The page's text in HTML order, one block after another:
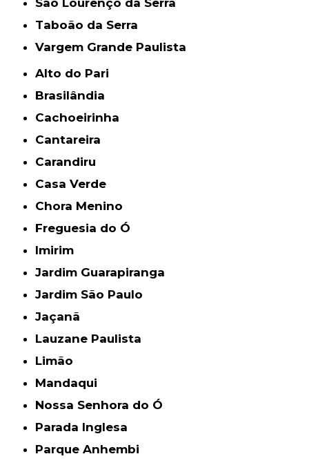
Taboão da Serra
Vargem Grande Paulista
Alto do Pari
Brasilândia
Cachoeirinha
Cantareira
Carandiru
Casa Verde
Chora Menino
Freguesia do Ó
Imirim
Jardim Guarapiranga
Jardim São Paulo
Jaçanã
Lauzane Paulista
Limão
Mandaqui
Nossa Senhora do Ó
Parada Inglesa
Parque Anhembi